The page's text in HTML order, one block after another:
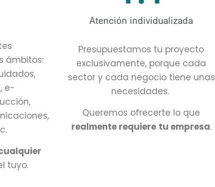
ámbitos:
, e-
tuyo.
Atención individualizada
Presupuestamos tu proyecto
exclusivamente, porque cada
sector y cada negocio tiene unas
necesidades.
Queremos ofrecerte lo que
realmente requiere tu empresa.